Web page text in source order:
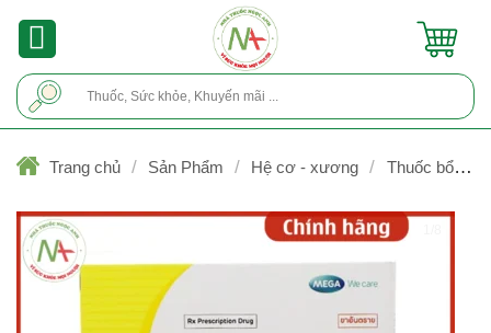
Trang chủ / Sản Phẩm / Hệ cơ - xương /
Thuốc bổ